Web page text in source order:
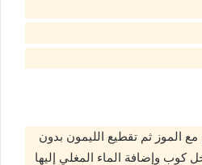
الموز ثم تقطيع الليمون بدون
كوب وإضافة الماء المغلي إليها